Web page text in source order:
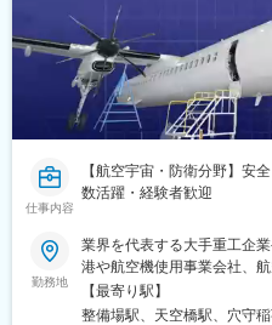
仕事内容
【航空宇宙・防衛分野】安
数活躍・経験者歓迎
勤務地
業界を代表する大手重工企
港や航空機使用事業会社、
などで勤務可能★関東・東
プロジェクト例》■東京、神
【最寄り駅】
整備場駅、天空橋駅、穴守